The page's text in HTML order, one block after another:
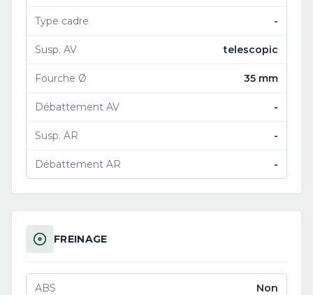
Type cadre -
Susp. AV telescopic
Fourche Ø 35 mm
Débattement AV -
Susp. AR -
Débattement AR -
FREINAGE
ABS Non